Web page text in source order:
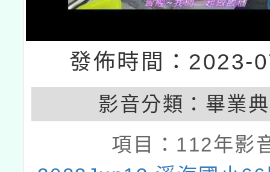
發佈時間：2023-
影音分類： 畢業
項目： 112年影